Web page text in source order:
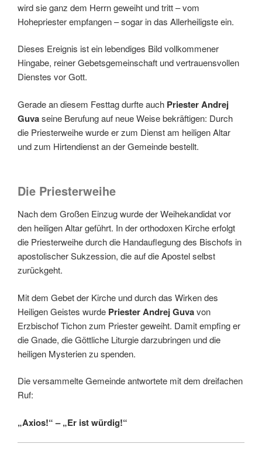
wird sie ganz dem Herrn geweiht und tritt – vom
Hohepriester empfangen – sogar in das Allerheiligste ein.
Dieses Ereignis ist ein lebendiges Bild vollkommener
Hingabe, reiner Gebetsgemeinschaft und vertrauensvollen
Dienstes vor Gott.
Gerade an diesem Festtag durfte auch Priester Andrej
Guvaseine Berufung auf neue Weise bekräftigen: Durch
die Priesterweihe wurde er zum Dienst am heiligen Altar
und zum Hirtendienst an der Gemeinde bestellt.
Die Priesterweihe
Nach dem Großen Einzug wurde der Weihekandidat vor
den heiligen Altar geführt. In der orthodoxen Kirche erfolgt
die Priesterweihe durch die Handauflegung des Bischofs in
apostolischer Sukzession, die auf die Apostel selbst
zurückgeht.
Mit dem Gebet der Kirche und durch das Wirken des
Heiligen Geistes wurde Priester Andrej Guvavon
Erzbischof Tichon zum Priester geweiht. Damit empfing er
die Gnade, die Göttliche Liturgie darzubringen und die
heiligen Mysterien zu spenden.
Die versammelte Gemeinde antwortete mit dem dreifachen
Ruf:
„Axios!“ – „Er ist würdig!“